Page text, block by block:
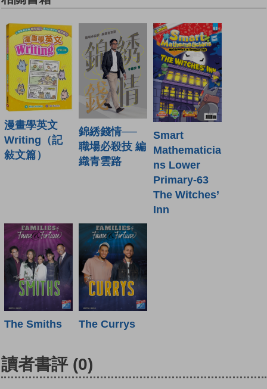
漫畫學英文
Writing（記
敍文篇）
錦綉錢情──
職場必殺技 編
織青雲路
Smart
Mathematicia
ns Lower
Primary-63
The Witches’
Inn
The Smiths The Currys
讀者書評 (0)